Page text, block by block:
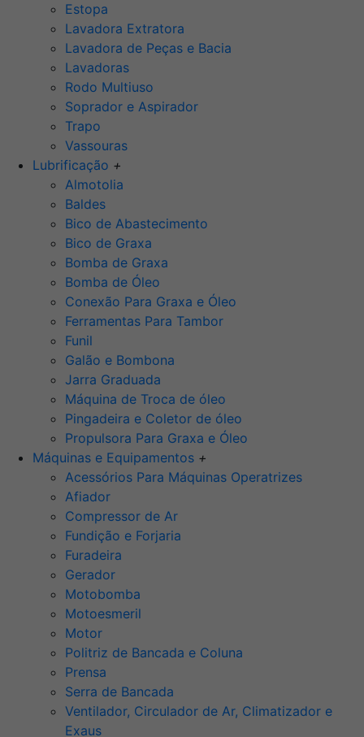
Estopa
Lavadora Extratora
Lavadora de Peças e Bacia
Lavadoras
Rodo Multiuso
Soprador e Aspirador
Trapo
Vassouras
Lubrificação +
Almotolia
Baldes
Bico de Abastecimento
Bico de Graxa
Bomba de Graxa
Bomba de Óleo
Conexão Para Graxa e Óleo
Ferramentas Para Tambor
Funil
Galão e Bombona
Jarra Graduada
Máquina de Troca de óleo
Pingadeira e Coletor de óleo
Propulsora Para Graxa e Óleo
Máquinas e Equipamentos +
Acessórios Para Máquinas Operatrizes
Afiador
Compressor de Ar
Fundição e Forjaria
Furadeira
Gerador
Motobomba
Motoesmeril
Motor
Politriz de Bancada e Coluna
Prensa
Serra de Bancada
Ventilador, Circulador de Ar, Climatizador e
Exaus